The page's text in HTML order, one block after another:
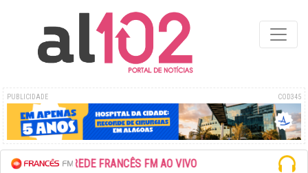
PUBLICIDADE COD345
ESCUTE A REDE FRANCÊS FM AO VIVO